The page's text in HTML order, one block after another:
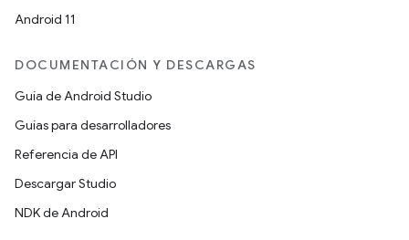
Android 11
DOCUMENTACIÓN Y DESCARGAS
Guía de Android Studio
Guías para desarrolladores
Referencia de API
Descargar Studio
NDK de Android